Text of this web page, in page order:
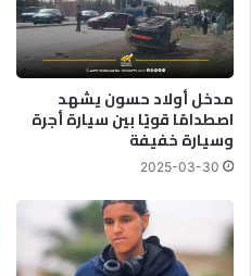
غ
ر
ب
ي
ة
ف
ي
م
ن
د
ل
ى
م
غ
ا
د
ر
ة
ي
مدخل أولاد حسون يشهد
اصطدامًا قويًا بين سيارة أجرة
وسيارة خفيفة
2025-03-30